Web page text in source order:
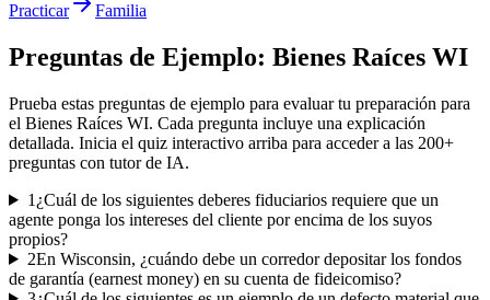
Practicar
Familia
Preguntas de Ejemplo: Bienes Raíces WI
Prueba estas preguntas de ejemplo para evaluar tu preparación para
el Bienes Raíces WI. Cada pregunta incluye una explicación
detallada. Inicia el quiz interactivo arriba para acceder a las 200+
preguntas con tutor de IA.
1 ¿Cuál de los siguientes deberes fiduciarios requiere que un
agente ponga los intereses del cliente por encima de los suyos
propios?
2En Wisconsin, ¿cuándo debe un corredor depositar los fondos
de garantía (earnest money) en su cuenta de fideicomiso?